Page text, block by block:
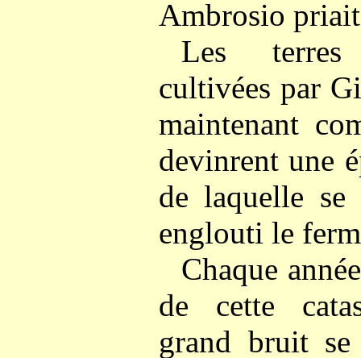
Ambrosio
Les
cultivées par
maintenant
devinrent une
de laquelle
englouti le
Chaque
de cette
grand bruit